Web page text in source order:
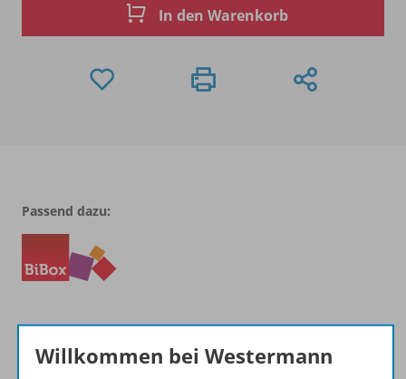
In den Warenkorb
Passend dazu:
Willkommen bei Westermann